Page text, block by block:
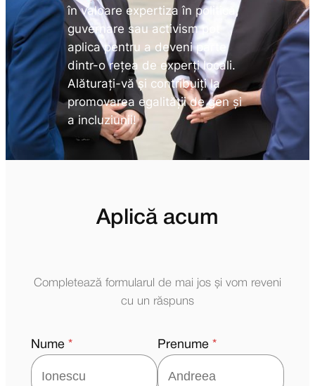
în valoare expertiza în politică,
guvernare sau activism pot
aplica pentru a deveni parte
dintr-o rețea de experți locali.
Alăturați-vă și contribuiți la
promovarea egalității de gen și
a incluziunii!
Aplică acum
Completează formularul de mai jos și vom reveni
cu un răspuns
Nume * Prenume *